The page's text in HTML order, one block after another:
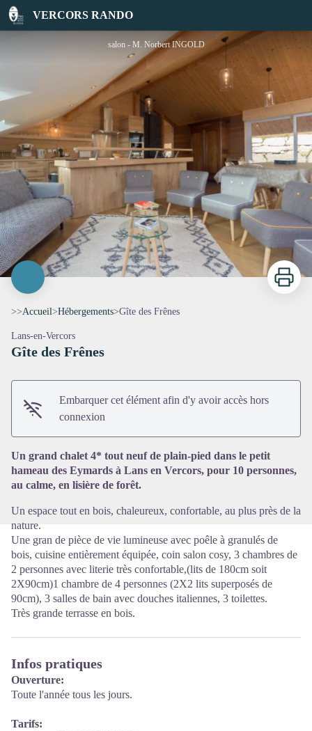
VERCORS RANDO
Gîte des Frênes
salon - M. Norbert INGOLD
Voir l'image en plein écran
Imprimer
>>Accueil>Hébergements>Gîte des Frênes
Lans-en-Vercors
Gîte des Frênes
Embarquer cet élément afin d'y avoir accès hors
connexion
Un grand chalet 4* tout neuf de plain-pied dans le petit
hameau des Eymards à Lans en Vercors, pour 10 personnes,
au calme, en lisière de forêt.
Un espace tout en bois, chaleureux, confortable, au plus près de la
nature.
Une gran de pièce de vie lumineuse avec poêle à granulés de
bois, cuisine entièrement équipée, coin salon cosy, 3 chambres de
2 personnes avec literie très confortable,(lits de 180cm soit
2X90cm)1 chambre de 4 personnes (2X2 lits superposés de
90cm), 3 salles de bain avec douches italiennes, 3 toilettes.
Très grande terrasse en bois.
Infos pratiques
Ouverture:
Toute l'année tous les jours.
Tarifs: